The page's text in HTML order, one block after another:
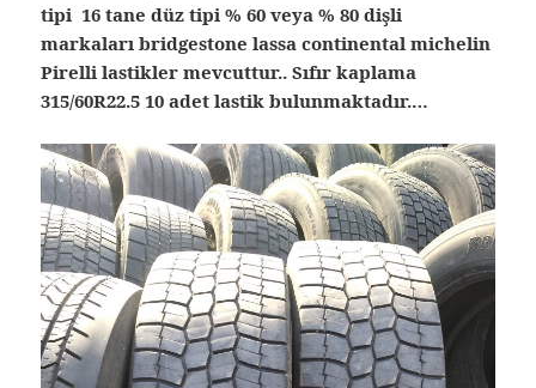
tipi 16 tane düz tipi % 60 veya % 80 dişli
markaları bridgestone lassa continental michelin
Pirelli lastikler mevcuttur.. Sıfır kaplama
315/60R22.5 10 adet lastik bulunmaktadır.…